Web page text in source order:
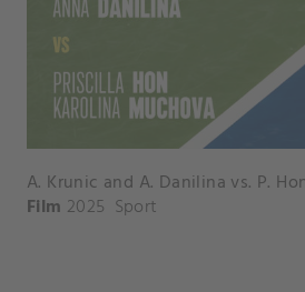
Film 2025 Sport